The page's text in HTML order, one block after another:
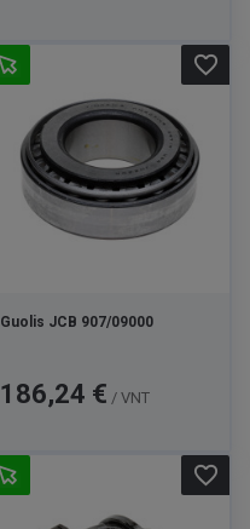
Guolis JCB 907/09000
Kaina
186,24 € / VNT
favorite_border
favorite_border